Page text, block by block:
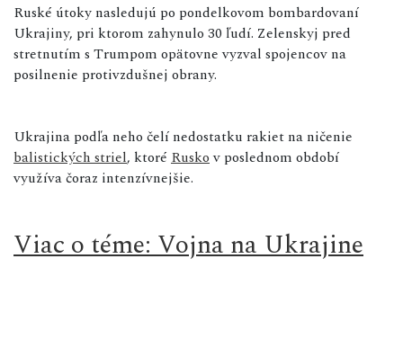
Ruské útoky nasledujú po pondelkovom bombardovaní
Ukrajiny, pri ktorom zahynulo 30 ľudí. Zelenskyj pred
stretnutím s Trumpom opätovne vyzval spojencov na
posilnenie protivzdušnej obrany.
Ukrajina podľa neho čelí nedostatku rakiet na ničenie
balistických striel, ktoré Ruskov poslednom období
využíva čoraz intenzívnejšie.
Viac o téme: Vojna na Ukrajine